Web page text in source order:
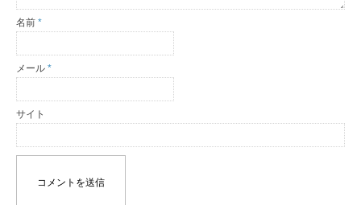
名前 *
メール *
サイト